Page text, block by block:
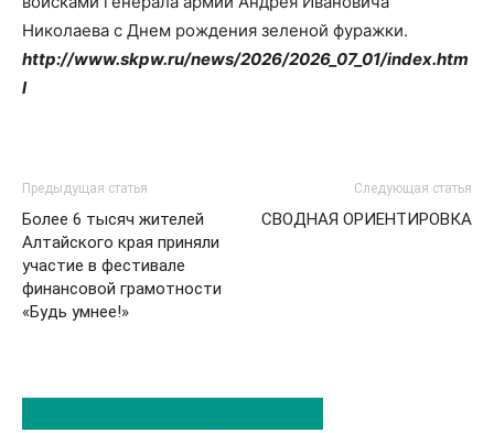
Николаева с Днем рождения зеленой фуражки.
http://www.skpw.ru/news/2026/2026_07_01/index.htm
l
Предыдущая статья
Более 6 тысяч жителей
Алтайского края приняли
участие в фестивале
финансовой грамотности
«Будь умнее!»
Следующая статья
СВОДНАЯ ОРИЕНТИРОВКА